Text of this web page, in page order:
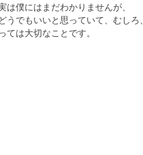
は僕にはまだわかりませんが、
うでもいいと思っていて、むしろ、
ては大切なことです。